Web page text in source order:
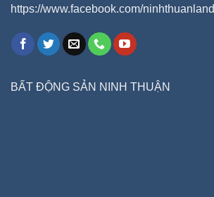
https://www.facebook.com/ninhthuanland
BẤT ĐỘNG SẢN NINH THUẬN